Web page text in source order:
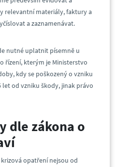
relevantní materiály, faktury a
a zaznamenávat.
nutné uplatnit písemně u
řízení, kterým je Ministerstvo
kdy se poškozený o vzniku
od vzniku škody, jinak právo
dle zákona o
opatření nejsou od